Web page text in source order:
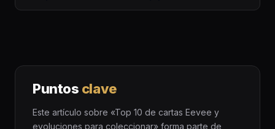
Puntos clave
Este artículo sobre «Top 10 de cartas Eevee y
evoluciones para coleccionar» forma parte de